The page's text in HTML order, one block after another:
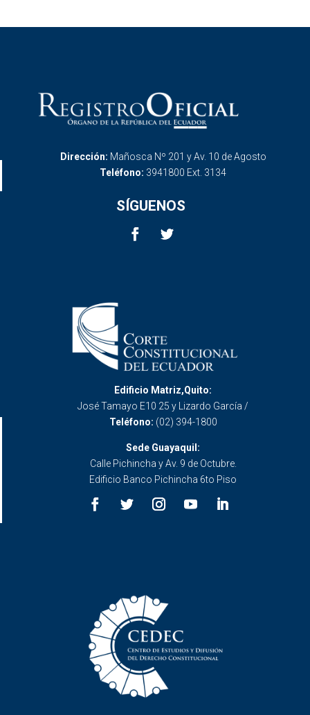
Dirección: Mañosca Nº 201 y Av. 10 de Agosto
Teléfono: 3941800 Ext. 3134
SÍGUENOS
Edificio Matriz,Quito:
José Tamayo E10 25 y Lizardo García /
Teléfono: (02) 394-1800
Sede Guayaquil:
Calle Pichincha y Av. 9 de Octubre.
Edificio Banco Pichincha 6to Piso